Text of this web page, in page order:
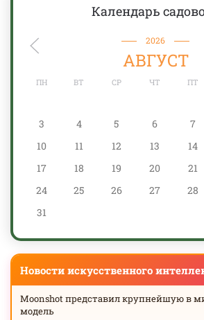
Календарь
2026
АВГУСТ
ПН ВТ СР ЧТ ПТ
3
4 5 6 7
10
11 12 13 14
17
18 19 20 21
24
25 26 27 28
31
Новости искусственного
Moonshot представил крупнейшую в
модель